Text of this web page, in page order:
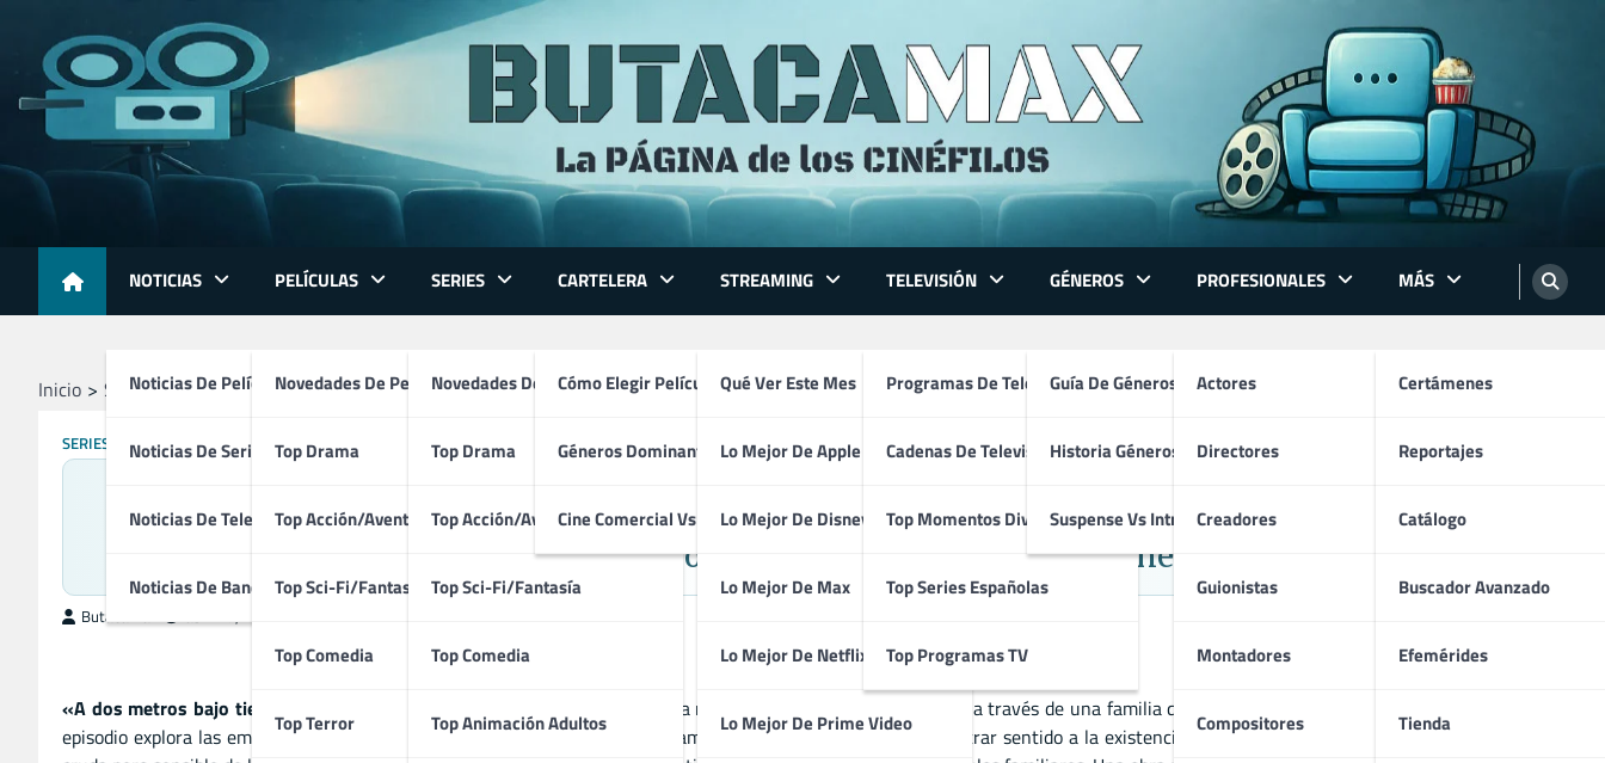
content
NOTICIAS
Noticias De Películas
Noticias De Series
Noticias De Televisión
Noticias De Bandas Sonoras
PELÍCULAS
Novedades De Películas
Top Drama
Top Acción/Aventura
Top Sci-Fi/Fantasía
Top Comedia
Top Terror
SERIES
Novedades De Series
Top Drama
Top Acción/Aventura
Top Sci-Fi/Fantasía
Top Comedia
Top Animación Adultos
CARTELERA
Cómo Elegir Película
Géneros Dominantes
Cine Comercial Vs Autor
STREAMING
Qué Ver Este Mes
Lo Mejor De Apple TV
Lo Mejor De Disney+
Lo Mejor De Max
Lo Mejor De Netflix
Lo Mejor De Prime Video
TELEVISIÓN
Programas De Televisión
Cadenas De Televisión
Top Momentos Divertidos
Top Series Españolas
Top Programas TV
GÉNEROS
Guía De Géneros
Historia Géneros TV
Suspense Vs Intriga
PROFESIONALES
Actores
Directores
Creadores
Guionistas
Montadores
Compositores
MÁS
Certámenes
Reportajes
Catálogo
Buscador Avanzado
Efemérides
Tienda
Inicio Series A Dos Metros Bajo Tierra (2001 – 2005)
SERIES
A Dos Metros Bajo Tierra (2001 – 2005)
La Vida, la Muerte y los Secretos de una Familia Funeraria
ButacaMax
«A dos metros bajo tierra»
es un retrato íntimo y complejo sobre la vida, la muerte y las relaciones humanas a través de una familia que dirige una funeraria en Los Ángeles. Cada
episodio explora las emociones humanas más profundas, como el duelo, el amor, el miedo y el deseo de encontrar sentido a la existencia. Con un estilo narrativo único y una visión